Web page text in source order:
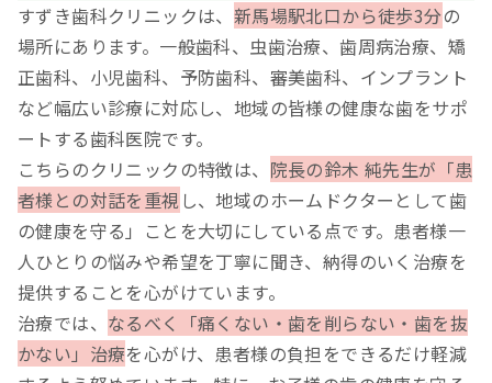
すずき歯科クリニックは、 新馬場駅北口から徒歩3分の
場所にあります。一般歯科、虫歯治療、歯周病治療、矯
正歯科、小児歯科、予防歯科、審美歯科、インプラント
など幅広い診療に対応し、地域の皆様の健康な歯をサポ
ートする歯科医院です。
こちらのクリニックの特徴は、 院長の鈴木 純先生が「患
者様との対話を重視 し、地域のホームドクターとして歯
の健康を守る」ことを大切にしている点です。患者様一
人ひとりの悩みや希望を丁寧に聞き、納得のいく治療を
提供することを心がけています。
治療では、 なるべく「痛くない・歯を削らない・歯を抜
かない」治療を心がけ、患者様の負担をできるだけ軽減